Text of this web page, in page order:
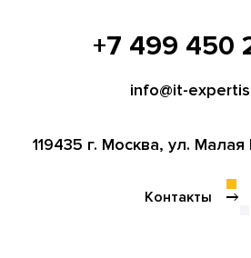
+7 499 450
info@it-
119435 г. Москва, ул. Малая
Контакты